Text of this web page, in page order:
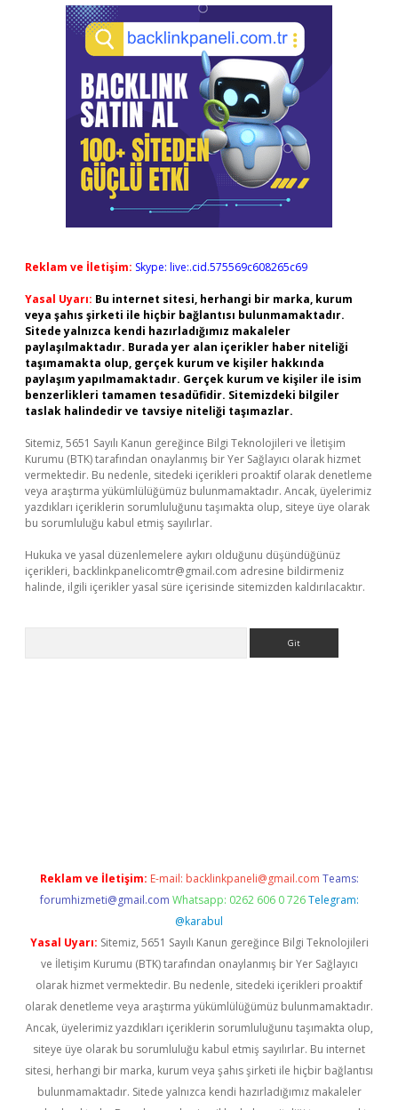
Reklam ve İletişim: Skype: live:.cid.575569c608265c69
Yasal Uyarı: Bu internet sitesi, herhangi bir marka, kurum
veya şahıs şirketi ile hiçbir bağlantısı bulunmamaktadır.
Sitede yalnızca kendi hazırladığımız makaleler
paylaşılmaktadır. Burada yer alan içerikler haber niteliği
taşımamakta olup, gerçek kurum ve kişiler hakkında
paylaşım yapılmamaktadır. Gerçek kurum ve kişiler ile isim
benzerlikleri tamamen tesadüfidir. Sitemizdeki bilgiler
taslak halindedir ve tavsiye niteliği taşımazlar.
Sitemiz, 5651 Sayılı Kanun gereğince Bilgi Teknolojileri ve İletişim
Kurumu (BTK) tarafından onaylanmış bir Yer Sağlayıcı olarak hizmet
vermektedir. Bu nedenle, sitedeki içerikleri proaktif olarak denetleme
veya araştırma yükümlülüğümüz bulunmamaktadır. Ancak, üyelerimiz
yazdıkları içeriklerin sorumluluğunu taşımakta olup, siteye üye olarak
bu sorumluluğu kabul etmiş sayılırlar.
Hukuka ve yasal düzenlemelere aykırı olduğunu düşündüğünüz
içerikleri, backlinkpanelicomtr@gmail.com adresine bildirmeniz
halinde, ilgili içerikler yasal süre içerisinde sitemizden kaldırılacaktır.
Reklam ve İletişim: E-mail: backlinkpaneli@gmail.com Teams:
forumhizmeti@gmail.com Whatsapp: 0262 606 0 726 Telegram:
@karabul
Yasal Uyarı: Sitemiz, 5651 Sayılı Kanun gereğince Bilgi Teknolojileri
ve İletişim Kurumu (BTK) tarafından onaylanmış bir Yer Sağlayıcı
olarak hizmet vermektedir. Bu nedenle, sitedeki içerikleri proaktif
olarak denetleme veya araştırma yükümlülüğümüz bulunmamaktadır.
Ancak, üyelerimiz yazdıkları içeriklerin sorumluluğunu taşımakta olup,
siteye üye olarak bu sorumluluğu kabul etmiş sayılırlar. Bu internet
sitesi, herhangi bir marka, kurum veya şahıs şirketi ile hiçbir bağlantısı
bulunmamaktadır. Sitede yalnızca kendi hazırladığımız makaleler